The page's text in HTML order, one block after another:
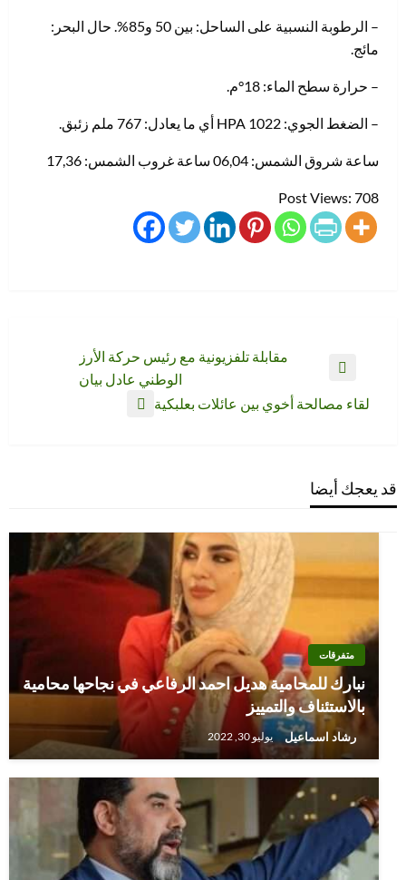
– الرطوبة النسبية على الساحل: بين 50 و85%. حال البحر:
مائج.
– حرارة سطح الماء: 18°م.
– الضغط الجوي: 1022 HPA أي ما يعادل: 767 ملم زئبق.
ساعة شروق الشمس: 06,04 ساعة غروب الشمس: 17,36
Post Views: 708
المقالة
السابقة
مقابلة تلفزيونية مع رئيس حركة الأرز
الوطني عادل بيان
المقالة
لقاء مصالحة أخوي بين عائلات بعلبكية
قد يعجك أيضا
متفرقات
نبارك للمحامية هديل احمد الرفاعي في نجاحها محامية
بالاستئناف والتمييز
رشاد اسماعيل يوليو 30, 2022